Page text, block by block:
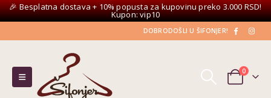
🎉 Besplatna dostava + 10% popusta za kupovinu preko 3.000 RSD!
Kupon: vip10
DOBRODOŠLI U ŠIFONJER!
0